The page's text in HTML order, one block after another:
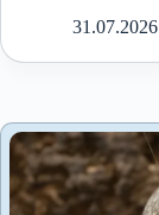
31.07.2026